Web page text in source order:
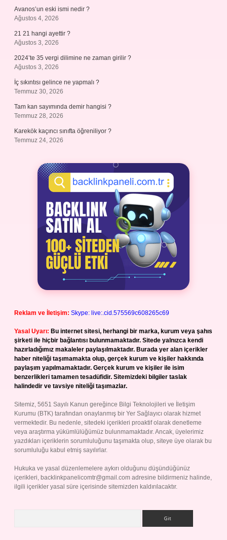
Avanos’un eski ismi nedir ?
Ağustos 4, 2026
21 21 hangi ayettir ?
Ağustos 3, 2026
2024’te 35 vergi dilimine ne zaman girilir ?
Ağustos 3, 2026
İç sıkıntısı gelince ne yapmalı ?
Temmuz 30, 2026
Tam kan sayımında demir hangisi ?
Temmuz 28, 2026
Karekök kaçıncı sınıfta öğreniliyor ?
Temmuz 24, 2026
Reklam ve İletişim: Skype: live:.cid.575569c608265c69
Yasal Uyarı: Bu internet sitesi, herhangi bir marka, kurum veya şahıs
şirketi ile hiçbir bağlantısı bulunmamaktadır. Sitede yalnızca kendi
hazırladığımız makaleler paylaşılmaktadır. Burada yer alan içerikler
haber niteliği taşımamakta olup, gerçek kurum ve kişiler hakkında
paylaşım yapılmamaktadır. Gerçek kurum ve kişiler ile isim
benzerlikleri tamamen tesadüfidir. Sitemizdeki bilgiler taslak
halindedir ve tavsiye niteliği taşımazlar.
Sitemiz, 5651 Sayılı Kanun gereğince Bilgi Teknolojileri ve İletişim
Kurumu (BTK) tarafından onaylanmış bir Yer Sağlayıcı olarak hizmet
vermektedir. Bu nedenle, sitedeki içerikleri proaktif olarak denetleme
veya araştırma yükümlülüğümüz bulunmamaktadır. Ancak, üyelerimiz
yazdıkları içeriklerin sorumluluğunu taşımakta olup, siteye üye olarak bu
sorumluluğu kabul etmiş sayılırlar.
Hukuka ve yasal düzenlemelere aykırı olduğunu düşündüğünüz
içerikleri, backlinkpanelicomtr@gmail.com adresine bildirmeniz halinde,
ilgili içerikler yasal süre içerisinde sitemizden kaldırılacaktır.